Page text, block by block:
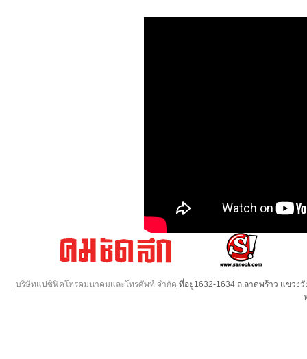
บริษัทแปซิฟิคโทรคมนาคมและโทรศัพท์ จำกัด ที่อยู่1632-1634 ถ.ลาดพร้าว แขวง